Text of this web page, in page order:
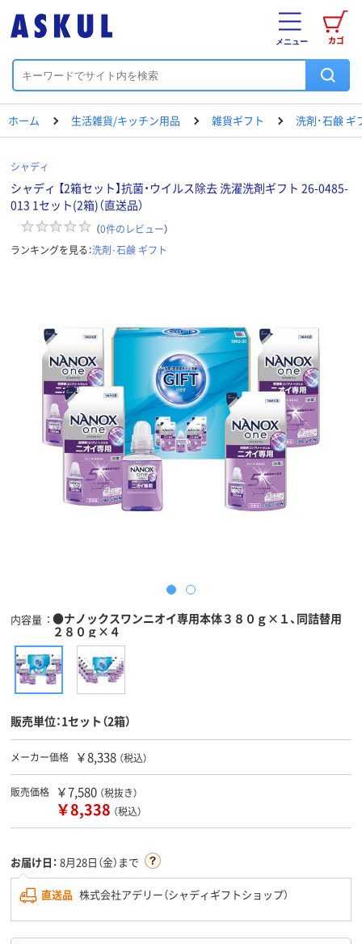
カゴ
メニュー
ホーム 生活雑貨/キッチン用品 雑貨ギフト 洗剤･石鹸 ギ
シャディ
シャディ 【2箱セット】抗菌・ウイルス除去 洗濯洗剤ギフト 26-0485-
013 1セット(2箱)（直送品）
（0件のレビュー）
ランキングを見る：洗剤･石鹸 ギフト
内容量
●ナノックスワンニオイ専用本体３８０ｇ×１、同詰替用
２８０ｇ×４
販売単位：1セット（2箱）
メーカー価格 ￥8,338 （税込）
販売価格 ￥7,580 （税抜き）
￥8,338 （税込）
お届け日： 8月28日（金）まで
直送品 株式会社アデリー（シャディギフトショップ）